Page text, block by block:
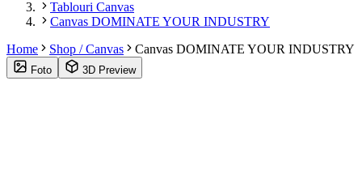
Tablouri Canvas
Canvas DOMINATE YOUR INDUSTRY
Home
Shop / Canvas Canvas DOMINATE YOUR INDUSTRY
Foto 3D Preview